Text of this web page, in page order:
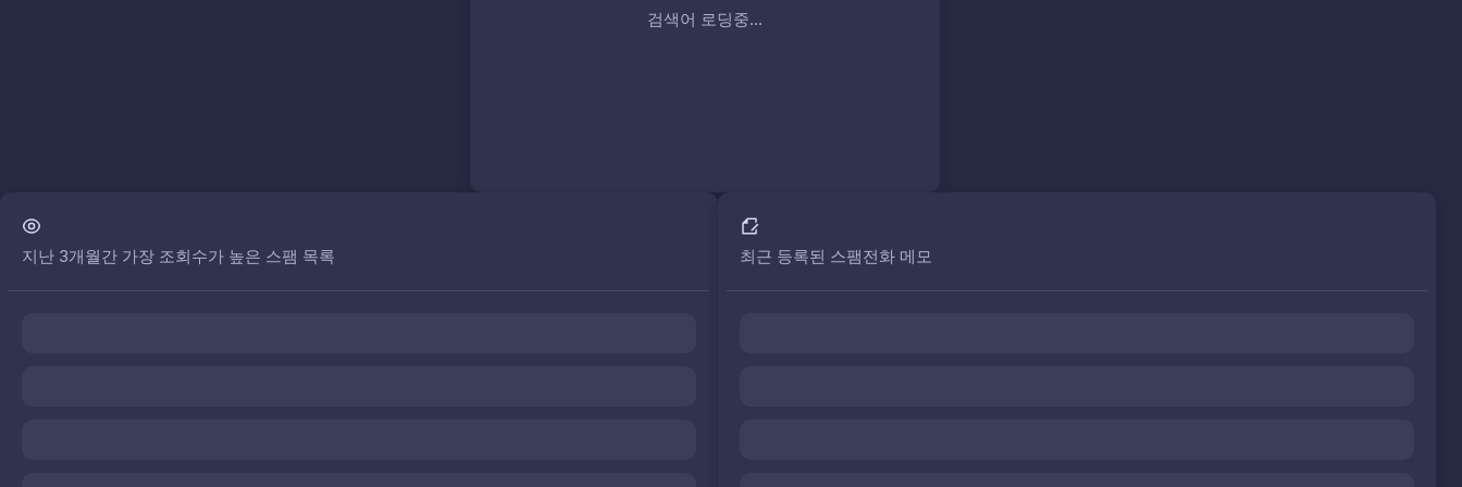
검색어 로딩중...
지난 3개월간 가장 조회수가 높은 스팸 목록 최근 등록된 스팸전화 메모